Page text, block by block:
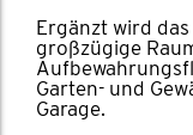
Ergänzt wird
großzügige
Garten- und
Garage.